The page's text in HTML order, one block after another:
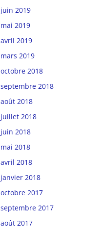
juin 2019
mai 2019
avril 2019
mars 2019
octobre 2018
septembre 2018
août 2018
juillet 2018
juin 2018
mai 2018
avril 2018
janvier 2018
octobre 2017
septembre 2017
août 2017